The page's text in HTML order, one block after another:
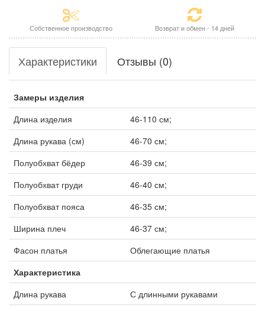
Собственное производство Возврат и обмен - 14 дней
Характеристики Отзывы (0)
Замеры изделия
Длина изделия
46-110 см;
Длина рукава (см)
46-70 см;
Полуобхват бёдер
46-39 см;
Полуобхват груди
46-40 см;
Полуобхват пояса
46-35 см;
Ширина плеч
46-37 см;
Фасон платья
Облегающие платья
Характеристика
Длина рукава
С длинными рукавами